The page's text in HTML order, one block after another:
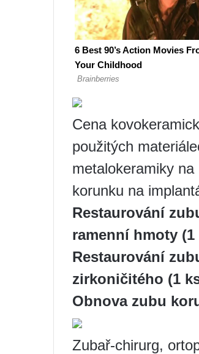
Cena
použitých
metalokeramiky
korunku na
Restaurování
ramenní hmoty (1
Restaurování
zirkoničitého (1
Obnova zubu
Zubař-chirurg,